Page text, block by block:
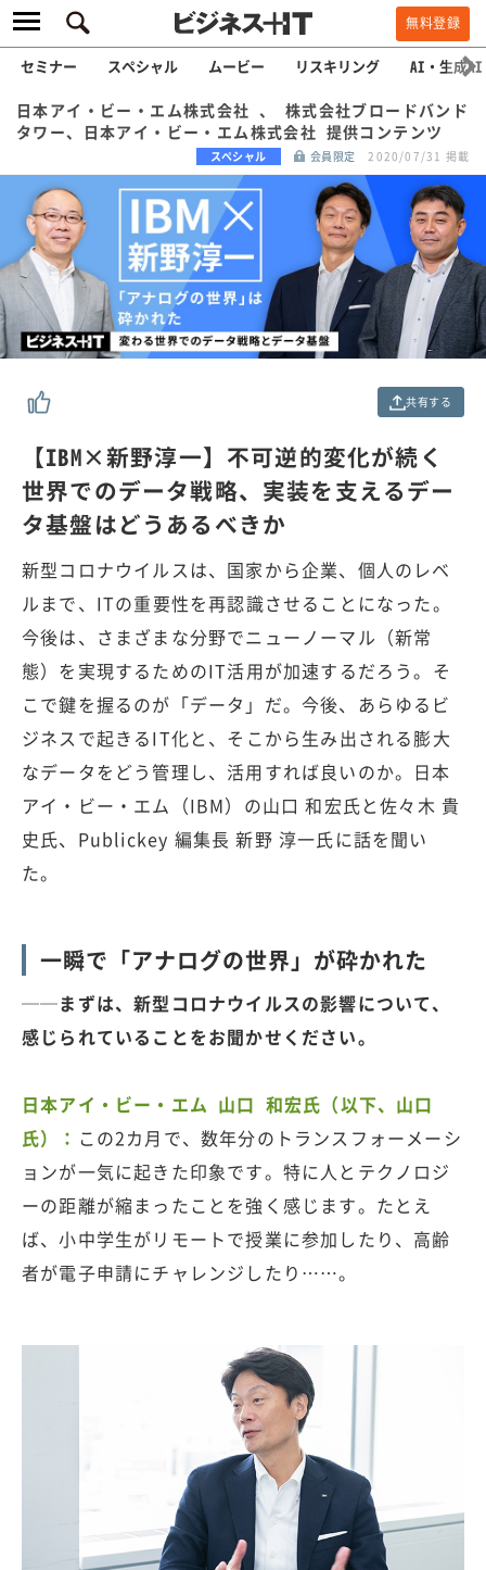
無料登録
セミナー スペシャル ムービー リスキリング AI・生成AI
日本アイ・ビー・エム株式会社 、 株式会社ブロードバンド
タワー、日本アイ・ビー・エム株式会社 提供コンテンツ
スペシャル 会員限定 2020/07/31 掲載
共有する
【IBM×新野淳一】不可逆的変化が続く
世界でのデータ戦略、実装を支えるデー
タ基盤はどうあるべきか
新型コロナウイルスは、国家から企業、個人のレベ
ルまで、ITの重要性を再認識させることになった。
今後は、さまざまな分野でニューノーマル（新常
態）を実現するためのIT活用が加速するだろう。そ
こで鍵を握るのが「データ」だ。今後、あらゆるビ
ジネスで起きるIT化と、そこから生み出される膨大
なデータをどう管理し、活用すれば良いのか。日本
アイ・ビー・エム（IBM）の山口 和宏氏と佐々木 貴
史氏、Publickey 編集長 新野 淳一氏に話を聞い
た。
一瞬で「アナログの世界」が砕かれた
──まずは、新型コロナウイルスの影響について、
感じられていることをお聞かせください。
日本アイ・ビー・エム 山口 和宏氏（以下、山口
氏）： この2カ月で、数年分のトランスフォーメーシ
ョンが一気に起きた印象です。特に人とテクノロジ
ーの距離が縮まったことを強く感じます。たとえ
ば、小中学生がリモートで授業に参加したり、高齢
者が電子申請にチャレンジしたり……。